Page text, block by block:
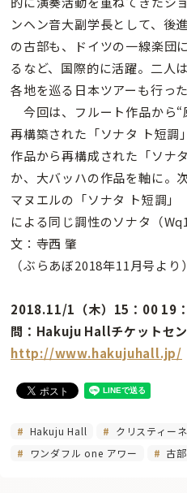
ンヘン音大副学長として、後
の古部も、ドイツの一線楽団
るなど、国際的に活躍。二人
各地を巡る日本ツアーも行った
今回は、フルート作品から“
再構築された「ソナタ ト短調
作品から再構成された「ソナ
か、大バッハの作品を軸に。
マヌエルの「ソナタ ト短調」
による同じ調性のソナタ（
文：寺西 肇
（ぶらあぼ2018年11月号より）
2018.11/1（木）15：00 19
問：Hakuju Hallチケットセ
http://www.hakujuhall.jp/
Hakuju Hall
クリスティー
ワンダフル one アワー
古